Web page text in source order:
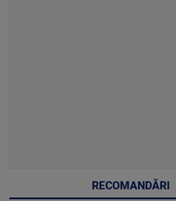
RECOMANDĂRI